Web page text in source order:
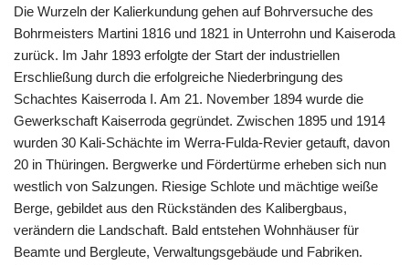
Die Wurzeln der Kalierkundung gehen auf Bohrversuche des
Bohrmeisters Martini 1816 und 1821 in Unterrohn und Kaiseroda
zurück. Im Jahr 1893 erfolgte der Start der industriellen
Erschließung durch die erfolgreiche Niederbringung des
Schachtes Kaiserroda I. Am 21. November 1894 wurde die
Gewerkschaft Kaiserroda gegründet. Zwischen 1895 und 1914
wurden 30 Kali-Schächte im Werra-Fulda-Revier getauft, davon
20 in Thüringen. Bergwerke und Fördertürme erheben sich nun
westlich von Salzungen. Riesige Schlote und mächtige weiße
Berge, gebildet aus den Rückständen des Kalibergbaus,
verändern die Landschaft. Bald entstehen Wohnhäuser für
Beamte und Bergleute, Verwaltungsgebäude und Fabriken.